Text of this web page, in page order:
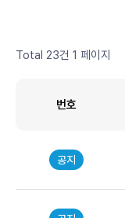
Total 23건 1 페이지
번호
공지